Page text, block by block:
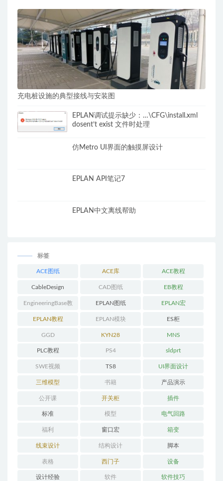
充电桩设施的典型接线与安装图
EPLAN调试提示缺少：…\CFG\install.xml
dosent’t exist 文件时处理
仿Metro UI界面的触摸屏设计
EPLAN API笔记7
EPLAN中文离线帮助
标签
ACE图纸 ACE库 ACE教程
CableDesign CAD图纸 EB教程
EngineeringBase教
程
EPLAN图纸 EPLAN宏
EPLAN教程 EPLAN模块 ES柜
GGD KYN28 MNS
PLC教程 PS4 sldprt
SWE视频 TS8 UI界面设计
三维模型 书籍 产品演示
公开课 开关柜 插件
标准 模型 电气回路
福利 窗口宏 箱变
线束设计 结构设计 脚本
表格 西门子 设备
设计经验 软件 软件技巧